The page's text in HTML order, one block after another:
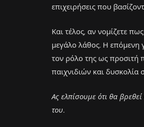
επιχειρήσεις που
Και τέλος, αν νομίζετε
μεγάλο λάθος. Η επόμενη
τον ρόλο της ως
παιχνιδιών και δυσκολία
Ας ελπίσουμε ότι θα
του.